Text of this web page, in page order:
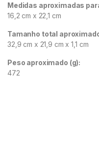
Medidas aproximadas
16,2 cm x 22,1 cm
Tamanho total
32,9 cm x 21,9 cm x 1,1 cm
Peso aproximado (g):
472